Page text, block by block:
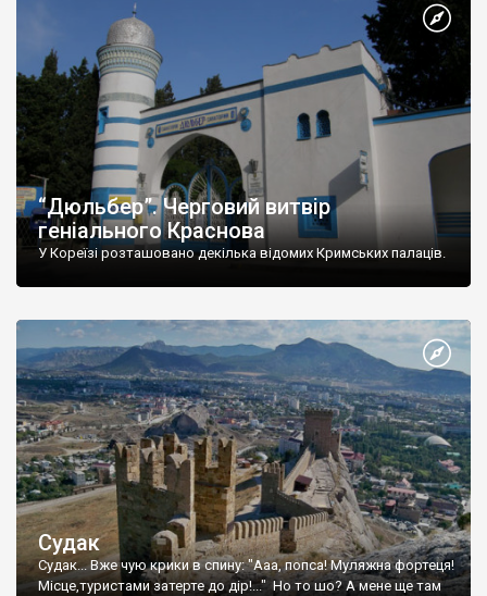
“Дюльбер”. Черговий витвір
геніального Краснова
У Кореїзі розташовано декілька відомих Кримських палаців.
Судак
Судак... Вже чую крики в спину: "Ааа, попса! Муляжна фортеця!
Місце,туристами затерте до дір!..." Но то шо? А мене ще там